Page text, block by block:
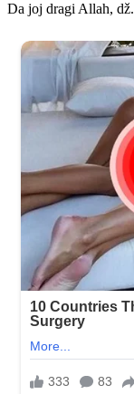
Da joj dragi Allah,